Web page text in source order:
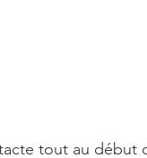
tout au début